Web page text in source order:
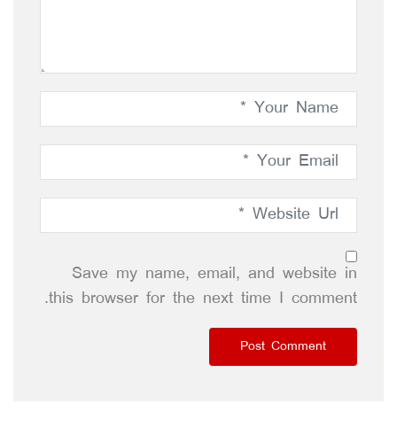
Save my name, email, and website in
this browser for the next time I comment.